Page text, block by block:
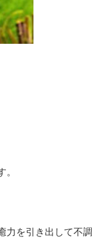
力を引き出して不調